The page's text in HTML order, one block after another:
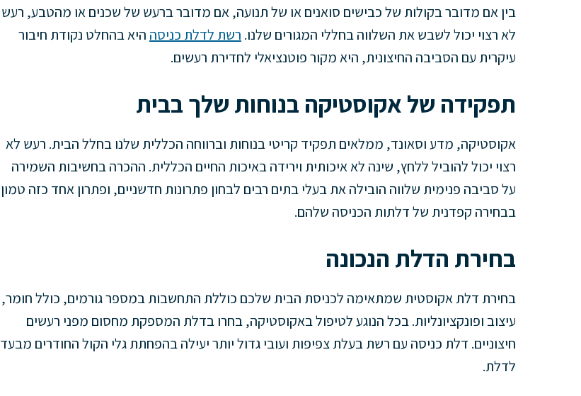
בין אם מדובר בקולות של כבישים סואנים או של תנועה, אם מדובר ברעש של שכנים או מהטבע, רעש
לא רצוי יכול לשבש את השלווה בחללי המגורים שלנו. רשת לדלת כניסה היא בהחלט נקודת חיבור
עיקרית עם הסביבה החיצונית, היא מקור פוטנציאלי לחדירת רעשים.
תפקידה של אקוסטיקה בנוחות שלך בבית
אקוסטיקה, מדע וסאונד, ממלאים תפקיד קריטי בנוחות וברווחה הכללית שלנו בחלל הבית. רעש לא
רצוי יכול להוביל ללחץ, שינה לא איכותית וירידה באיכות החיים הכללית. ההכרה בחשיבות השמירה
על סביבה פנימית שלווה הובילה את בעלי בתים רבים לבחון פתרונות חדשניים, ופתרון אחד כזה טמון
בבחירה קפדנית של דלתות הכניסה שלהם.
בחירת הדלת הנכונה
בחירת דלת אקוסטית שמתאימה לכניסת הבית שלכם כוללת התחשבות במספר גורמים, כולל חומר,
עיצוב ופונקציונליות. בכל הנוגע לטיפול באקוסטיקה, בחרו בדלת המספקת מחסום מפני רעשים
חיצוניים. דלת כניסה עם רשת בעלת צפיפות ועובי גדול יותר יעילה בהפחתת גלי הקול החודרים מבעד
לדלת.